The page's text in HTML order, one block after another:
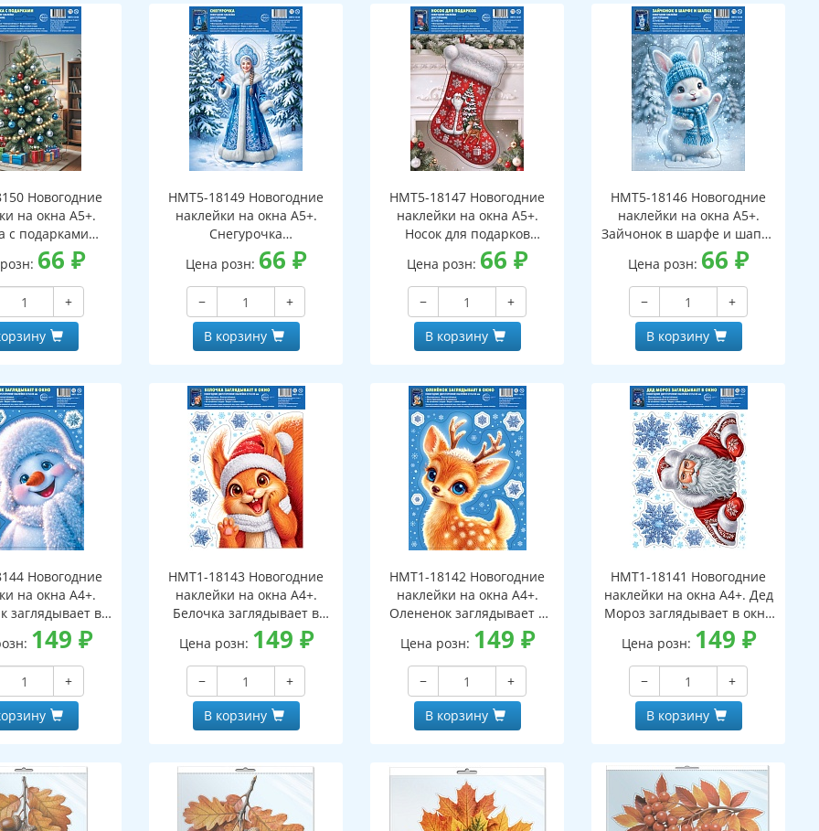
Новогодние
на окна А5+.
с подарками
видны с
сторон,
66₽
+
НМТ5-18149 Новогодние
наклейки на окна А5+.
Снегурочка
(двухсторонние, видны с
обеих сторон,
многоразовые)
Цена розн: 66₽
−
+
В корзину
НМТ5-18147 Новогодние
наклейки на окна А5+.
Носок для подарков
(двухсторонние, видны с
обеих сторон,
многоразовые)
Цена розн: 66₽
−
+
В корзину
НМТ5-18146 Новогодние
наклейки на окна А5+.
Зайчонок в шарфе и шапке
(двухсторонние, видны с
обеих сторон,
многоразовые)
Цена розн: 66₽
−
+
В корзину
Новогодние
на окна А4+.
заглядывает в
обеих сторон,
149 ₽
+
НМТ1-18143 Новогодние
наклейки на окна А4+.
Белочка заглядывает в
окно (двухсторонние,
видны с обеих сторон,
многоразовые)
Цена розн: 149 ₽
−
+
В корзину
НМТ1-18142 Новогодние
наклейки на окна А4+.
Олененок заглядывает в
окно (двухсторонние,
видны с обеих сторон,
многоразовые)
Цена розн: 149 ₽
−
+
В корзину
НМТ1-18141 Новогодние
наклейки на окна А4+. Дед
Мороз заглядывает в окно
(двухсторонние, видны с
обеих сторон,
многоразовые)
Цена розн: 149 ₽
−
+
В корзину